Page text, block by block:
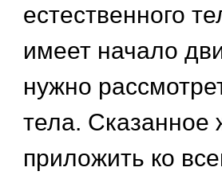
естественного
имеет начало
нужно
тела. Сказанное
приложить ко